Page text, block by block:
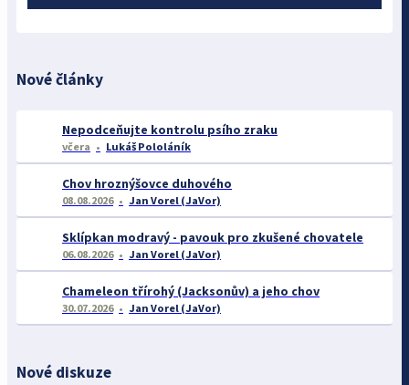
Nové články
Nepodceňujte kontrolu psího zraku
včera Lukáš Pololáník
Chov hroznýšovce duhového
08.08.2026 Jan Vorel (JaVor)
Sklípkan modravý - pavouk pro zkušené chovatele
06.08.2026 Jan Vorel (JaVor)
Chameleon třírohý (Jacksonův) a jeho chov
30.07.2026 Jan Vorel (JaVor)
Nové diskuze